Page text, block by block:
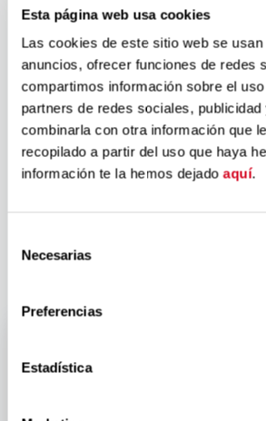
Esta página web usa cookies
Las cookies de este sitio web se
anuncios, ofrecer funciones de redes
compartimos información sobre el
partners de redes sociales,
combinarla con otra información que
recopilado a partir del uso que haya
información te la hemos dejadoaquí.
Necesarias
Preferencias
Estadística
Inserta
ONCE y
Sanitas